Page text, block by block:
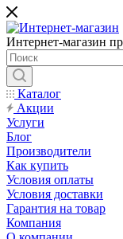
Интернет-магазин
Каталог
Акции
Услуги
Блог
Производители
Как купить
Условия оплаты
Условия доставки
Гарантия на товар
Компания